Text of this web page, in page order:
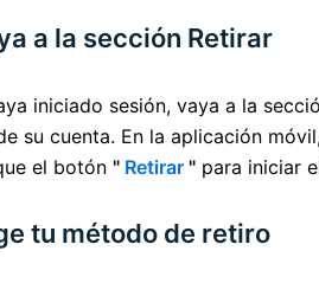
a la sección Retirar
iniciado sesión, vaya a la
su cuenta. En la aplicación
el botón " Retirar " para iniciar
tu método de retiro